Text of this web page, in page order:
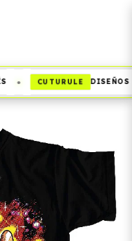
CUTURULE DISEÑOS